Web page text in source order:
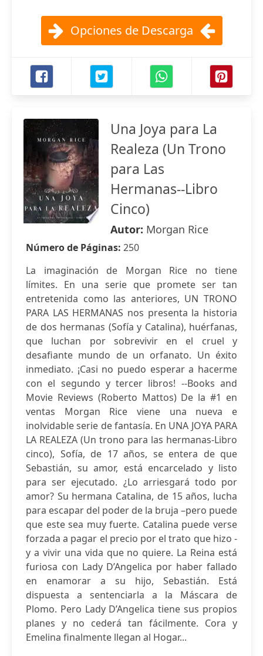
Opciones de Descarga
Una Joya para La
Realeza (Un Trono
para Las
Hermanas--Libro
Cinco)
Autor: Morgan Rice
Número de Páginas: 250
La imaginación de Morgan Rice no tiene
límites. En una serie que promete ser tan
entretenida como las anteriores, UN TRONO
PARA LAS HERMANAS nos presenta la historia
de dos hermanas (Sofía y Catalina), huérfanas,
que luchan por sobrevivir en el cruel y
desafiante mundo de un orfanato. Un éxito
inmediato. ¡Casi no puedo esperar a hacerme
con el segundo y tercer libros! --Books and
Movie Reviews (Roberto Mattos) De la #1 en
ventas Morgan Rice viene una nueva e
inolvidable serie de fantasía. En UNA JOYA PARA
LA REALEZA (Un trono para las hermanas-Libro
cinco), Sofía, de 17 años, se entera de que
Sebastián, su amor, está encarcelado y listo
para ser ejecutado. ¿Lo arriesgará todo por
amor? Su hermana Catalina, de 15 años, lucha
para escapar del poder de la bruja –pero puede
que este sea muy fuerte. Catalina puede verse
forzada a pagar el precio por el trato que hizo -
y a vivir una vida que no quiere. La Reina está
furiosa con Lady D’Angelica por haber fallado
en enamorar a su hijo, Sebastián. Está
dispuesta a sentenciarla a la Máscara de
Plomo. Pero Lady D’Angelica tiene sus propios
planes y no cederá tan fácilmente. Cora y
Emelina finalmente llegan al Hogar...